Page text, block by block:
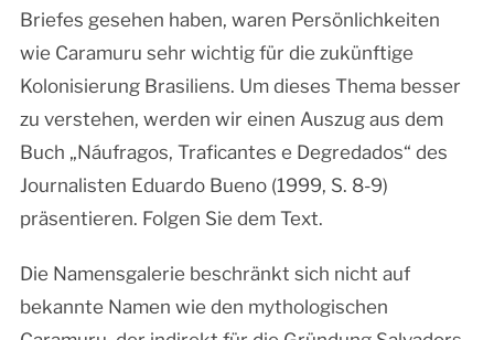
Briefes gesehen haben, waren Persönlichkeiten
wie Caramuru sehr wichtig für die zukünftige
Kolonisierung Brasiliens. Um dieses Thema besser
zu verstehen, werden wir einen Auszug aus dem
Buch „Náufragos, Traficantes e Degredados“ des
Journalisten Eduardo Bueno (1999, S. 8-9)
präsentieren. Folgen Sie dem Text.
Die Namensgalerie beschränkt sich nicht auf
bekannte Namen wie den mythologischen